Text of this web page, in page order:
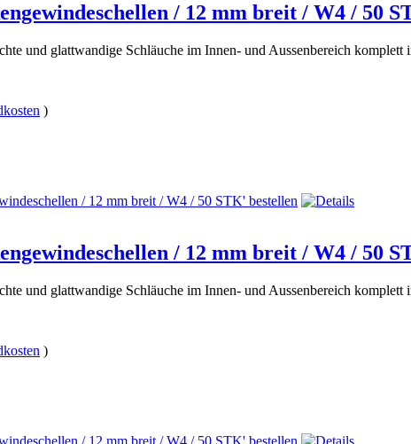
/ 12 mm breit / W4 / 50
und glattwandige Schläuche im Innen- und Aussenbereich
)
/ 12 mm breit / W4 / 50
und glattwandige Schläuche im Innen- und Aussenbereich
)